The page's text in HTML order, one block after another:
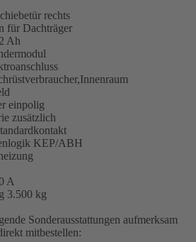
rechts
für Dachträger
Ah
einpolig
zusätzlich
KEP/ABH
A
3.500 kg
Sonderausstattungen aufmerksam
mitbestellen: